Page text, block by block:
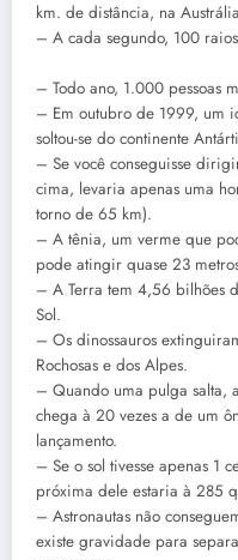
km. de distância, na
– A cada segundo, 100
– Todo ano, 1.000 pessoas
– Em outubro de 1999, um
soltou-se do continente
– Se você conseguisse
cima, levaria apenas uma
torno de 65 km).
– A tênia, um verme que
pode atingir quase 23
– A Terra tem 4,56 bilhões
Sol.
– Os dinossauros
Rochosas e dos Alpes.
– Quando uma pulga salta,
chega à 20 vezes a de um
lançamento.
– Se o sol tivesse apenas 1
próxima dele estaria à 285
– Astronautas não
existe gravidade para